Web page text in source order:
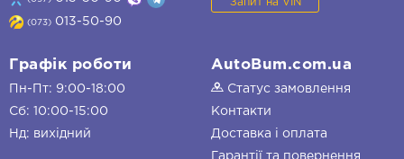
(073) 013-50-90
Графік роботи
Пн-Пт: 9:00-18:00
Сб: 10:00-15:00
Нд: вихідний
AutoBum.com.ua
Статус замовлення
Контакти
Доставка і оплата
Гарантії та повернення